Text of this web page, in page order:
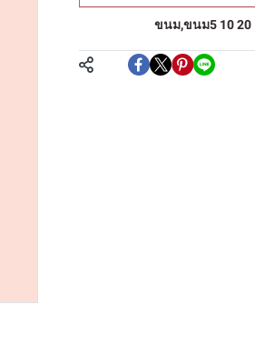
ขนม,ขนม5 10 20